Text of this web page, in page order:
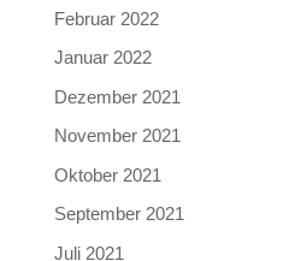
Februar 2022
Januar 2022
Dezember 2021
November 2021
Oktober 2021
September 2021
Juli 2021